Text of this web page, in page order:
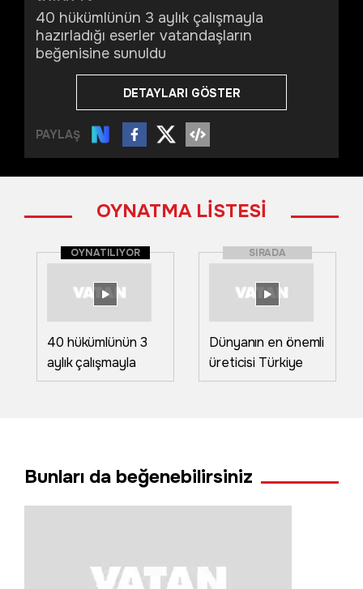
40 hükümlünün 3 aylık çalışmayla
hazırladığı eserler vatandaşların
beğenisine sunuldu
DETAYLARI GÖSTER
PAYLAŞ
OYNATMA LİSTESİ
OYNATILIYOR
40 hükümlünün 3
aylık çalışmayla
hazırladığı eserler
SIRADA
Dünyanın en önemli
üreticisi Türkiye
üretiyor Avrupa
Bunları da beğenebilirsiniz